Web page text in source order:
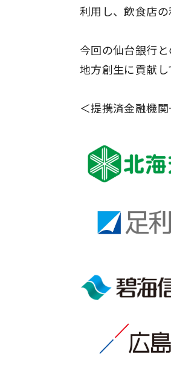
利用し、飲食店の
今回の仙台銀行
地方創生に貢献し
＜提携済金融機関